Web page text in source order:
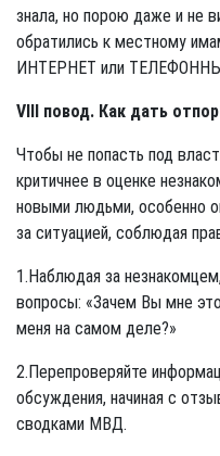
знала, но порою даже и не
обратились к местному
ИНТЕРНЕТ или
VIII повод. Как дать
Чтобы не попасть под
критичнее в оценке
новыми людьми, особенно
за ситуацией, соблюдая
1.Наблюдая за
вопросы: «Зачем Вы мне
меня на самом деле?»
2.Перепроверяйте
обсуждения, начи­ная с
сводками МВД.